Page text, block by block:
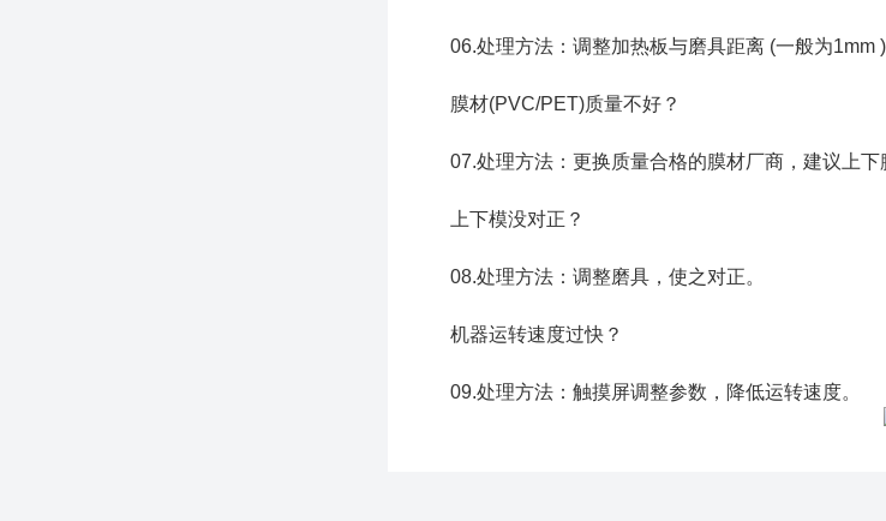
06.处理方法：调整加热板与磨具距离 (一般为1mm )
膜材(PVC/PET)质量不好？
07.处理方法：更换质量合格的膜材厂商，建议上下
上下模没对正？
08.处理方法：调整磨具，使之对正。
机器运转速度过快？
09.处理方法：触摸屏调整参数，降低运转速度。